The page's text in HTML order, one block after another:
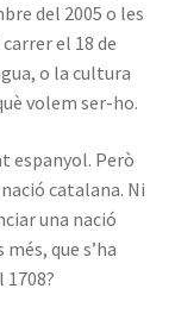
del 2005 o les
el 18 de
o la cultura
volem ser-ho.
espanyol. Però
catalana. Ni
una nació
que s’ha